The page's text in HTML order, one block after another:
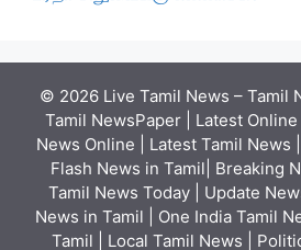
© 2026 Live Tamil News – Tamil
Tamil NewsPaper | Latest
News Online | Latest Tamil News |
Flash News in Tamil| Breaking
Tamil News Today | Update
News in Tamil | One India Tamil
Tamil | Local Tamil News |